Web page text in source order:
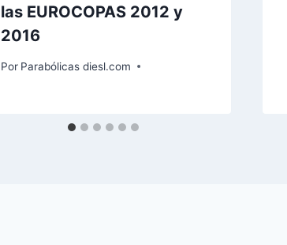
las EUROCOPAS 2012 y
2016
Por Parabólicas diesl.com